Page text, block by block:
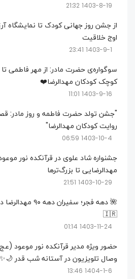
1403-8-19 21:32
از جشن روز جهانی کودک تا نمایشگاه
اوج خلاقیت
1403-9-1 23:41
سوگواره‌ی حضرت مادر: از مهر فاطمی
کوچک کودکان مهدالرضا❤️
1403-9-16 11:01
"جشن تولد حضرت فاطمه و روز مادر:
روایت کودکان مهدالرضا"
1403-10-4 06:59
جشنواره شاد علوی در قرآنکده نور
مهدالرضایی تا بزرگ‌تر‌ها
1403-10-29 21:51
🌺 دهه فجر؛
🇮🇷
1403-11-24 01:14
حضور ویژه مدیر قرآنکده نور موعود
وصال تلویزیون در آستانه شب قدر 🌙✨
1404-1-6 13:46